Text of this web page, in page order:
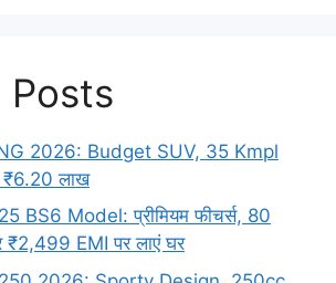
Posts
2026: Budget SUV, 35 Kmpl
लाख
BS6 Model: प्रीमियम फीचर्स, 80
EMI पर लाएं घर